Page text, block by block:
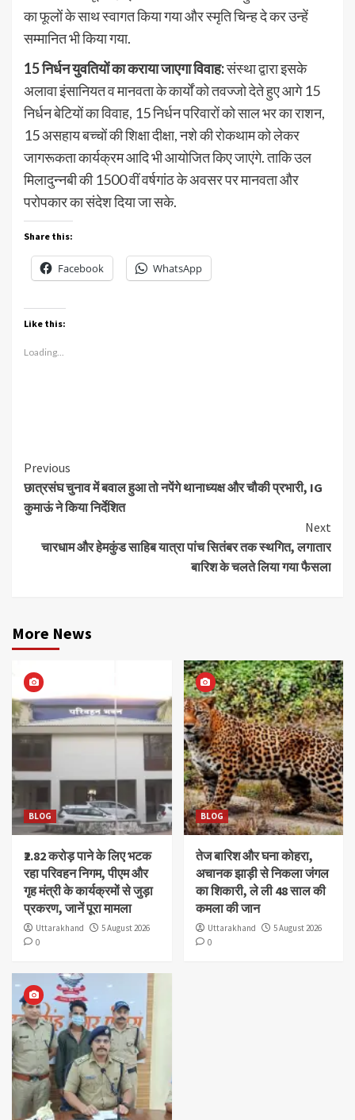
का फूलों के साथ स्वागत किया गया और स्मृति चिन्ह दे कर उन्हें
सम्मानित भी किया गया.
15 निर्धन युवतियों का कराया जाएगा विवाह:संस्था द्वारा इसके
अलावा इंसानियत व मानवता के कार्यों को तवज्जो देते हुए आगे 15
निर्धन बेटियों का विवाह, 15 निर्धन परिवारों को साल भर का राशन,
15 असहाय बच्चों की शिक्षा दीक्षा, नशे की रोकथाम को लेकर
जागरूकता कार्यक्रम आदि भी आयोजित किए जाएंगे. ताकि उल
मिलादुन्नबी की 1500 वीं वर्षगांठ के अवसर पर मानवता और
परोपकार का संदेश दिया जा सके.
Share this:
Facebook WhatsApp
Like this:
Loading...
Continue
Reading
Previous
छात्रसंघ चुनाव में बवाल हुआ तो नपेंगे थानाध्यक्ष और चौकी प्रभारी, IG
कुमाऊं ने किया निर्देशित
Next
चारधाम और हेमकुंड साहिब यात्रा पांच सितंबर तक स्थगित, लगातार
बारिश के चलते लिया गया फैसला
More News
BLOG
₹2.82 करोड़ पाने के लिए भटक
रहा परिवहन निगम, पीएम और
गृह मंत्री के कार्यक्रमों से जुड़ा
प्रकरण, जानें पूरा मामला
Uttarakhand
5 August 2026
0
BLOG
तेज बारिश और घना कोहरा,
अचानक झाड़ी से निकला जंगल
का शिकारी, ले ली 48 साल की
कमला की जान
Uttarakhand
5 August 2026
0